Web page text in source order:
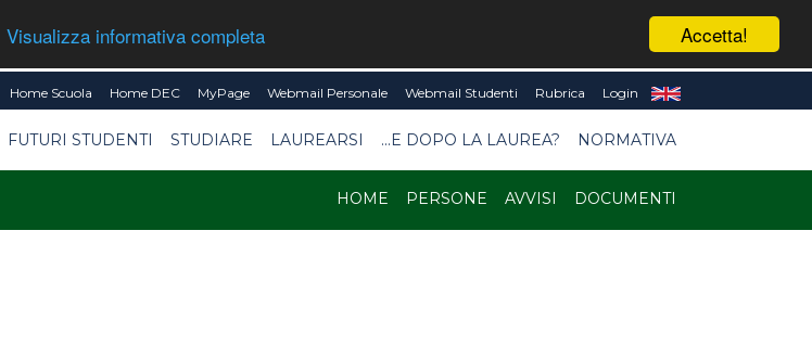
Accetta!
Visualizza informativa completa
Home Scuola Home DEC MyPage Webmail Personale Webmail Studenti Rubrica Login
FUTURI STUDENTI STUDIARE LAUREARSI ...E DOPO LA LAUREA? NORMATIVA
HOME PERSONE AVVISI DOCUMENTI